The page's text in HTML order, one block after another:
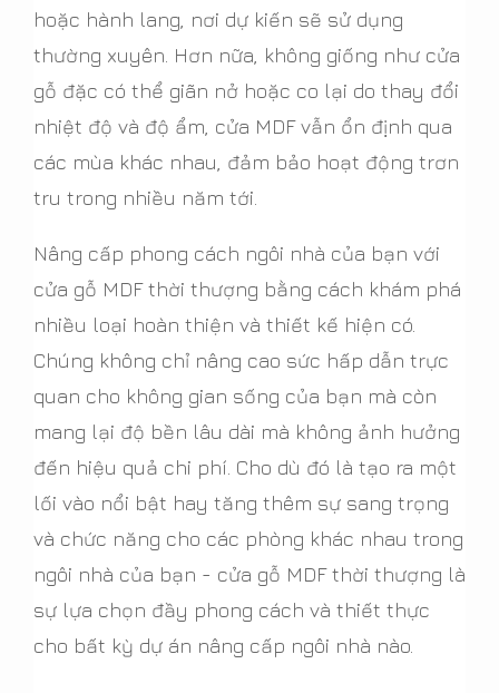
hoặc hành lang, nơi dự kiến sẽ sử dụng
thường xuyên. Hơn nữa, không giống như cửa
gỗ đặc có thể giãn nở hoặc co lại do thay đổi
nhiệt độ và độ ẩm, cửa MDF vẫn ổn định qua
các mùa khác nhau, đảm bảo hoạt động trơn
tru trong nhiều năm tới.
Nâng cấp phong cách ngôi nhà của bạn với
cửa gỗ MDF thời thượng bằng cách khám phá
nhiều loại hoàn thiện và thiết kế hiện có.
Chúng không chỉ nâng cao sức hấp dẫn trực
quan cho không gian sống của bạn mà còn
mang lại độ bền lâu dài mà không ảnh hưởng
đến hiệu quả chi phí. Cho dù đó là tạo ra một
lối vào nổi bật hay tăng thêm sự sang trọng
và chức năng cho các phòng khác nhau trong
ngôi nhà của bạn - cửa gỗ MDF thời thượng là
sự lựa chọn đầy phong cách và thiết thực
cho bất kỳ dự án nâng cấp ngôi nhà nào.